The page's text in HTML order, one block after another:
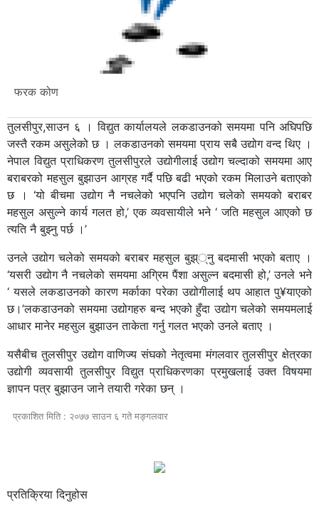
फरक कोण
तुलसीपुर,साउन ६ । विद्युत कार्यालयले लकडाउनको समयमा पनि अघिपछि
जस्तै रकम असुलेको छ । लकडाउनको समयमा प्राय सबै उद्योग वन्द थिए ।
नेपाल विद्युत प्राधिकरण तुलसीपुरले उद्योगीलाई उद्योग चल्दाको समयमा आए
बराबरको महसुल बुझाउन आग्रह गर्दै पछि बढी भएको रकम मिलाउने बताएको
छ । ‘यो बीचमा उद्योग नै नचलेको भएपनि उद्योग चलेको समयको बराबर
महसुल असुल्ने कार्य गलत हो,’ एक व्यवसायीले भने ‘ जति महसुल आएको छ
त्यति नै बुझ्नु पर्छ ।’
उनले उद्योग चलेको समयको बराबर महसुल बुझ््नु बदमासी भएको बताए ।
‘यसरी उद्योग नै नचलेको समयमा अग्रिम पैंशा असुल्न बदमासी हो,’ उनले भने
‘ यसले लकडाउनको कारण मर्काका परेका उद्योगीलाई थप आहात पु¥याएको
छ।’लकडाउनको समयमा उद्योगहरु बन्द भएको हुँदा उद्योग चलेको समयमलाई
आधार मानेर महसुल बुझाउन ताकेता गर्नु गलत भएको उनले बताए ।
यसैबीच तुलसीपुर उद्योग वाणिज्य संघको नेतृत्वमा मंगलवार तुलसीपुर क्षेत्रका
उद्योगी व्यवसायी तुलसीपुर विद्युत प्राधिकरणका प्रमुखलाई उक्त विषयमा
ज्ञापन पत्र बुझाउन जाने तयारी गरेका छन् ।
प्रकाशित मिति : २०७७ साउन ६ गते मङ्गलवार
प्रतिक्रिया दिनुहोस